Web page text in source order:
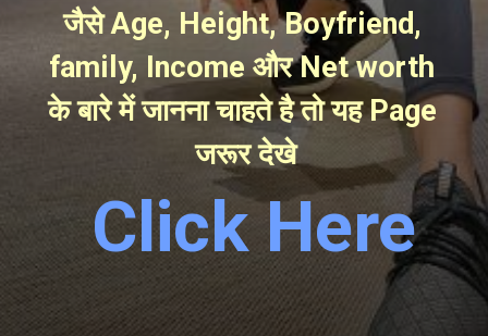
जैसे Age, Height, Boyfriend,
family, Income और Net worth
के बारे में जानना चाहते है तो यह Page
जरूर देखे
Click Here